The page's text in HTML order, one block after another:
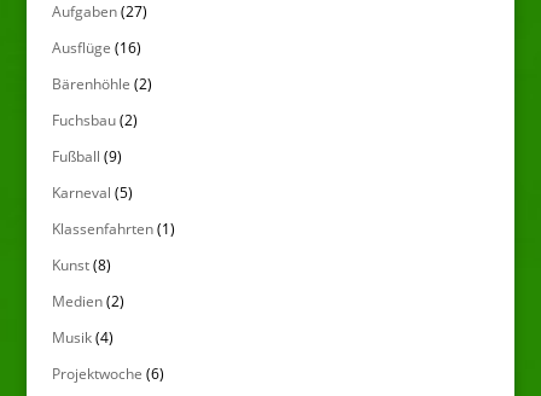
Aufgaben(27)
Ausflüge (16)
Bärenhöhle (2)
Fuchsbau(2)
Fußball (9)
Karneval (5)
Klassenfahrten(1)
Kunst(8)
Medien(2)
Musik(4)
Projektwoche (6)